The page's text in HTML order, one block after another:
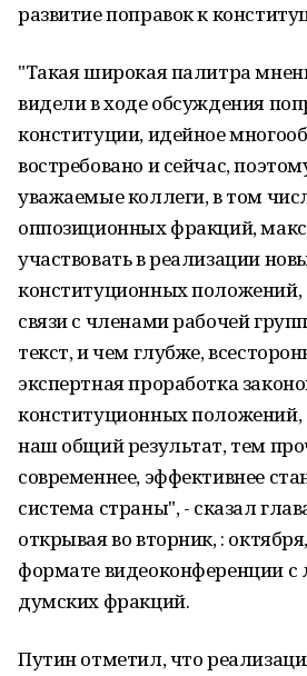
развитие поправок к
"Такая широкая палитра
видели в ходе обсуждения
конституции, идейное
востребовано и сейчас,
уважаемые коллеги, в том
оппозиционных фракций,
участвовать в реализации
конституционных положений,
связи с членами рабочей
текст, и чем глубже,
экспертная проработка
конституционных
наш общий результат, тем
современнее, эффективнее
система страны", - сказал
открывая во вторник, :
формате видеоконференции
думских фракций.
Путин отметил, что